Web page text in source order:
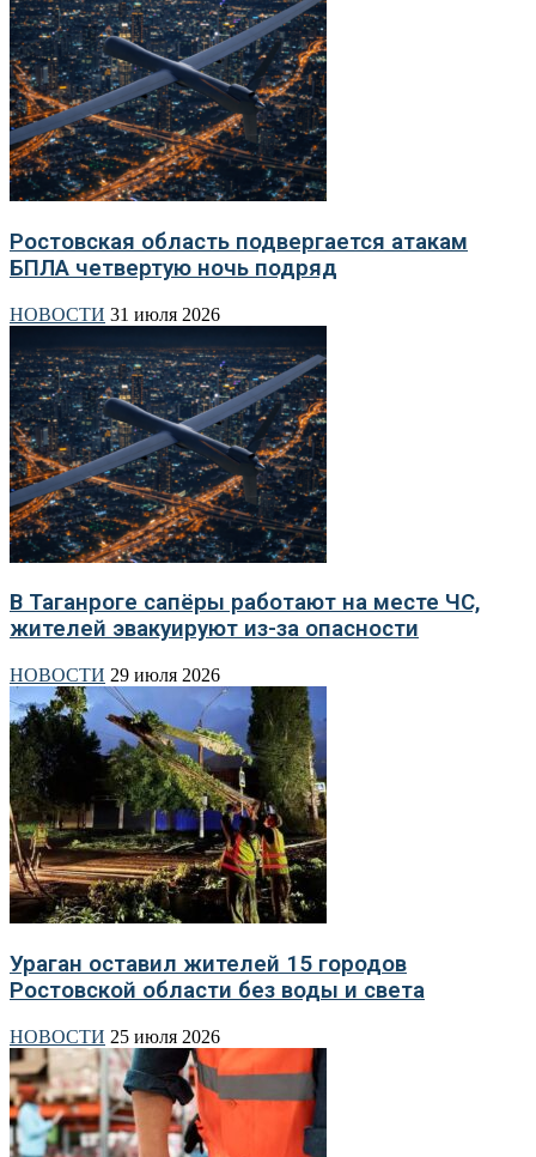
Ростовская область подвергается атакам
БПЛА четвертую ночь подряд
НОВОСТИ 31 июля 2026
В Таганроге сапёры работают на месте ЧС,
жителей эвакуируют из-за опасности
НОВОСТИ 29 июля 2026
Ураган оставил жителей 15 городов
Ростовской области без воды и света
НОВОСТИ 25 июля 2026